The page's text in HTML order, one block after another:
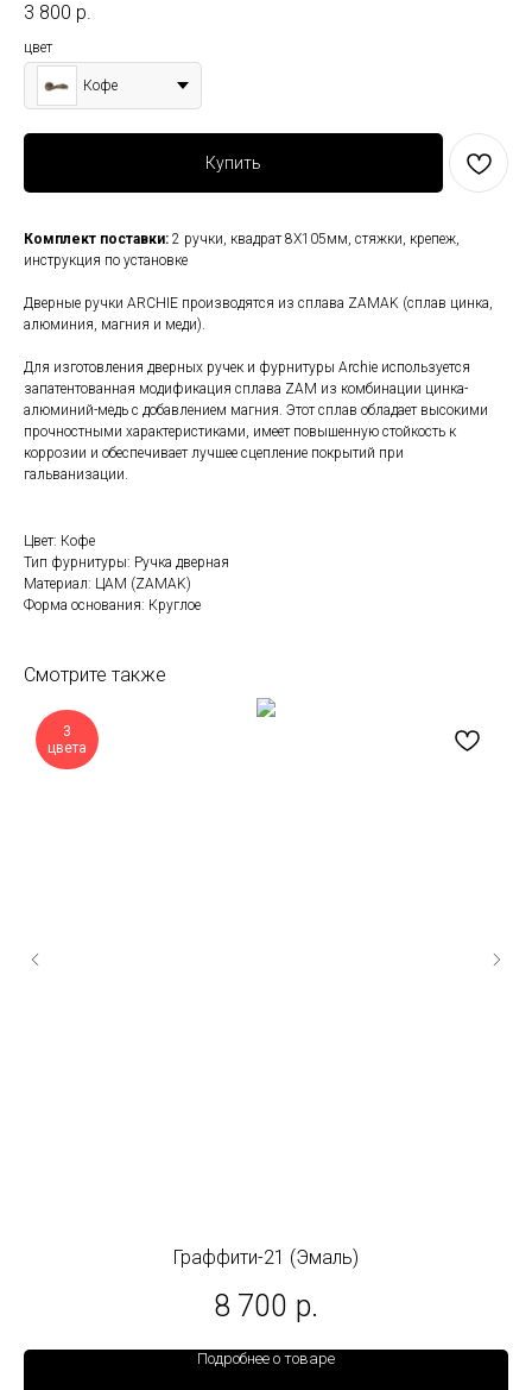
3 800 р.
цвет
Кофе
Купить
Комплект поставки: 2 ручки, квадрат 8Х105мм, стяжки, крепеж,
инструкция по установке
Дверные ручки ARCHIE производятся из сплава ZAMAK (сплав цинка,
алюминия, магния и меди).
Для изготовления дверных ручек и фурнитуры Archie используется
запатентованная модификация сплава ZAM из комбинации цинка-
алюминий-медь с добавлением магния. Этот сплав обладает высокими
прочностными характеристиками, имеет повышенную стойкость к
коррозии и обеспечивает лучшее сцепление покрытий при
гальванизации.
Цвет: Кофе
Тип фурнитуры: Ручка дверная
Материал: ЦАМ (ZAMAK)
Форма основания: Круглое
Смотрите также
3
цвета
Граффити-21 (Эмаль)
8 700 р.
Подробнее о товаре